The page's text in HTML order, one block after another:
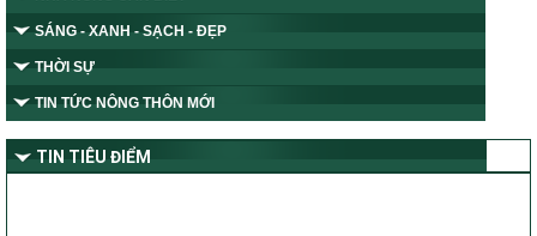
SÁNG - XANH - SẠCH - ĐẸP
THỜI SỰ
TIN TỨC NÔNG THÔN MỚI
TIN TIÊU ĐIỂM